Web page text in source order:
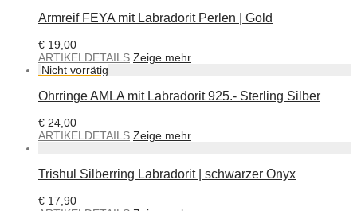
Armreif FEYA mit Labradorit Perlen | Gold
€ 19,00
ARTIKELDETAILS Zeige mehr
Ohrringe AMLA mit Labradorit 925.- Sterling Silber
€ 24,00
ARTIKELDETAILS Zeige mehr
Trishul Silberring Labradorit | schwarzer Onyx
€ 17,90